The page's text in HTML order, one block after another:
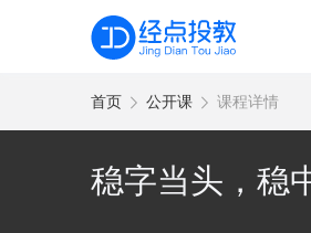
首页 公开课 课程详情
稳字当头，稳